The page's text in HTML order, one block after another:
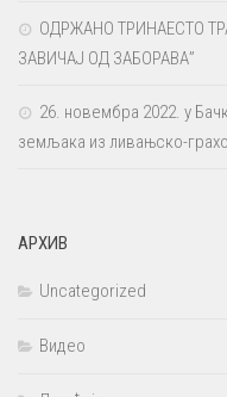
ОДРЖАНО ТРИНАЕСТО
ЗАВИЧАЈ ОД ЗАБОРАВА”
26. новембра 2022. у
земљака из ливањско-
АРХИВ
Uncategorized
Видео